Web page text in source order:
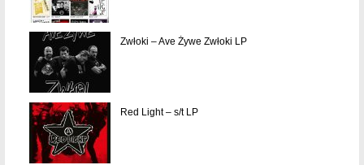
Zwłoki – Ave Żywe Zwłoki LP
Red Light – s/t LP